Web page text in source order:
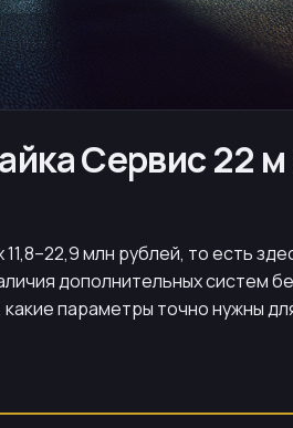
Сервис 22
млн рублей, то есть
дополнительных систем
параметры точно нужны